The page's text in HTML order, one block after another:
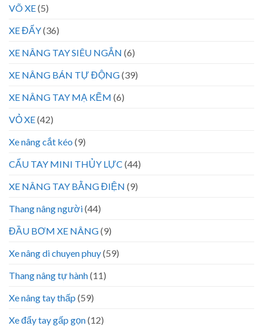
VÕ XE(5)
XE ĐẨY(36)
XE NÂNG TAY SIÊU NGẮN (6)
XE NÂNG BÁN TỰ ĐỘNG(39)
XE NÂNG TAY MẠ KẼM (6)
VỎ XE(42)
Xe nâng cắt kéo (9)
CẨU TAY MINI THỦY LỰC (44)
XE NÂNG TAY BẰNG ĐIỆN (9)
Thang nâng người(44)
ĐẦU BƠM XE NÂNG(9)
Xe nâng di chuyen phuy(59)
Thang nâng tự hành(11)
Xe nâng tay thấp (59)
Xe đẩy tay gấp gọn(12)